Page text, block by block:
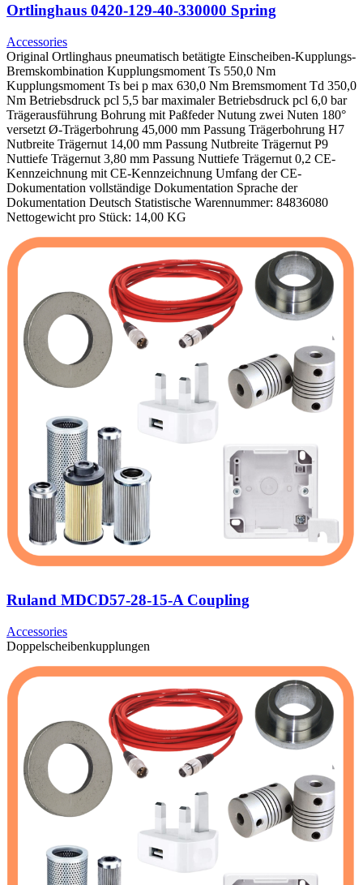
Ortlinghaus 0420-129-40-330000 Spring
Accessories
Original Ortlinghaus pneumatisch betätigte Einscheiben-Kupplungs-
Bremskombination Kupplungsmoment Ts 550,0 Nm
Kupplungsmoment Ts bei p max 630,0 Nm Bremsmoment Td 350,0
Nm Betriebsdruck pcl 5,5 bar maximaler Betriebsdruck pcl 6,0 bar
Trägerausführung Bohrung mit Paßfeder Nutung zwei Nuten 180°
versetzt Ø-Trägerbohrung 45,000 mm Passung Trägerbohrung H7
Nutbreite Trägernut 14,00 mm Passung Nutbreite Trägernut P9
Nuttiefe Trägernut 3,80 mm Passung Nuttiefe Trägernut 0,2 CE-
Kennzeichnung mit CE-Kennzeichnung Umfang der CE-
Dokumentation vollständige Dokumentation Sprache der
Dokumentation Deutsch Statistische Warennummer: 84836080
Nettogewicht pro Stück: 14,00 KG
Ruland MDCD57-28-15-A Coupling
Accessories
Doppelscheibenkupplungen